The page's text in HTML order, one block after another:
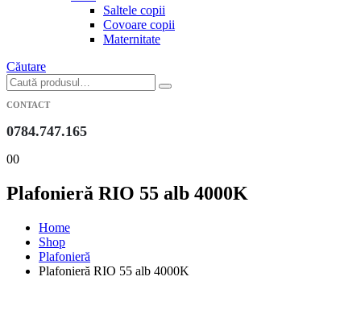
Saltele copii
Covoare copii
Maternitate
Căutare
CONTACT
0784.747.165
00
Plafonieră RIO 55 alb 4000K
Home
Shop
Plafonieră
Plafonieră RIO 55 alb 4000K